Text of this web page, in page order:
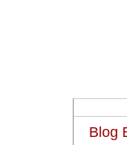
Blog